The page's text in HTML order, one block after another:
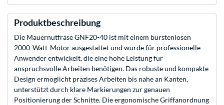
Produktbeschreibung
Die Mauernutfräse GNF20-40 ist mit einem bürstenlosen
2000-Watt-Motor ausgestattet und wurde für professionelle
Anwender entwickelt, die eine hohe Leistung für
anspruchsvolle Arbeiten benötigen. Das robuste und kompakte
Design ermöglicht präzises Arbeiten bis nahe an Kanten,
unterstützt durch klare Markierungen zur genauen
Positionierung der Schnitte. Die ergonomische Griffanordnung